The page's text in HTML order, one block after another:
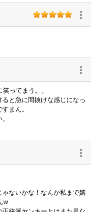
ってまう。。
と急に間抜けな感じになっ
まん。
ないかな！なんか私まで嬉
w